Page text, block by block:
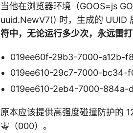
当他在浏览器环境（GOOS=js
uuid.NewV7() 时，生成的 UUID
符中，无论运行多少次，永远雷
019ee60f-29b3-7000-a12b-
019ee610-29c7-7000-bc34-
019ee610-2eb4-7000-884a-
原本应该提供高强度碰撞防护的
零（000）。